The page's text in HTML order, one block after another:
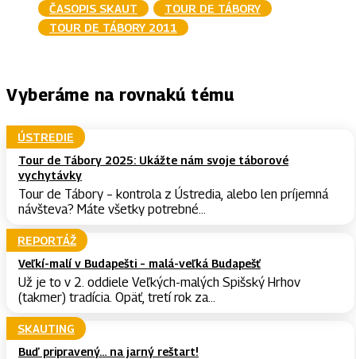
ČASOPIS SKAUT
TOUR DE TÁBORY
TOUR DE TÁBORY 2011
Vyberáme na rovnakú tému
ÚSTREDIE
Tour de Tábory 2025: Ukážte nám svoje táborové
vychytávky
Tour de Tábory – kontrola z Ústredia, alebo len príjemná
návšteva? Máte všetky potrebné...
REPORTÁŽ
Veľkí-malí v Budapešti – malá-veľká Budapešť
Už je to v 2. oddiele Veľkých-malých Spišský Hrhov
(takmer) tradícia. Opäť, tretí rok za...
SKAUTING
Buď pripravený… na jarný reštart!